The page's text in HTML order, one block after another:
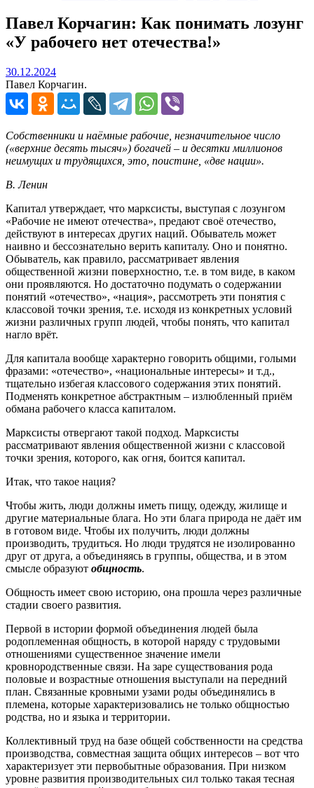
Павел Корчагин: Как понимать лозунг
«У рабочего нет отечества!»
30.12.202430.12.2024
Павел Корчагин.
Собственники и наёмные рабочие, незначительное число
(«верхние десять тысяч») богачей – и десятки миллионов
неимущих и трудящихся, это, поистине, «две нации».
В. Ленин
Капитал утверждает, что марксисты, выступая с лозунгом
«Рабочие не имеют отечества», предают своё отечество,
действуют в интересах других наций. Обыватель может
наивно и бессознательно верить капиталу. Оно и понятно.
Обыватель, как правило, рассматривает явления
общественной жизни поверхностно, т.е. в том виде, в каком
они проявляются. Но достаточно подумать о содержании
понятий «отечество», «нация», рассмотреть эти понятия с
классовой точки зрения, т.е. исходя из конкретных условий
жизни различных групп людей, чтобы понять, что капитал
нагло врёт.
Для капитала вообще характерно говорить общими, голыми
фразами: «отечество», «национальные интересы» и т.д.,
тщательно избегая классового содержания этих понятий.
Подменять конкретное абстрактным – излюбленный приём
обмана рабочего класса капиталом.
Марксисты отвергают такой подход. Марксисты
рассматривают явления общественной жизни с классовой
точки зрения, которого, как огня, боится капитал.
Итак, что такое нация?
Чтобы жить, люди должны иметь пищу, одежду, жилище и
другие материальные блага. Но эти блага природа не даёт им
в готовом виде. Чтобы их получить, люди должны
производить, трудиться. Но люди трудятся не изолированно
друг от друга, а объединяясь в группы, общества, и в этом
смысле образуют общность.
Общность имеет свою историю, она прошла через различные
стадии своего развития.
Первой в истории формой объединения людей была
родоплеменная общность, в которой наряду с трудовыми
отношениями существенное значение имели
кровнородственные связи. На заре существования рода
половые и возрастные отношения выступали на передний
план. Связанные кровными узами роды объединялись в
племена, которые характеризовались не только общностью
родства, но и языка и территории.
Коллективный труд на базе общей собственности на средства
производства, совместная защита общих интересов – вот что
характеризует эти первобытные образования. При низком
уровне развития производительных сил только такая тесная